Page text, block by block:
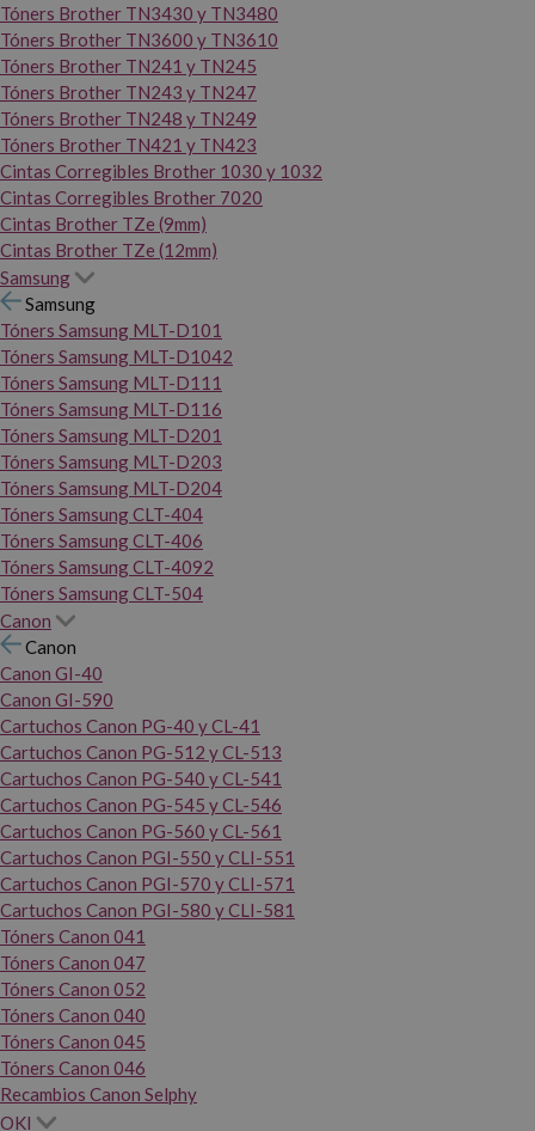
Tóners Brother TN3430 y TN3480
Tóners Brother TN3600 y TN3610
Tóners Brother TN241 y TN245
Tóners Brother TN243 y TN247
Tóners Brother TN248 y TN249
Tóners Brother TN421 y TN423
Cintas Corregibles Brother 1030 y 1032
Cintas Corregibles Brother 7020
Cintas Brother TZe (9mm)
Cintas Brother TZe (12mm)
Samsung
Samsung
Tóners Samsung MLT-D101
Tóners Samsung MLT-D1042
Tóners Samsung MLT-D111
Tóners Samsung MLT-D116
Tóners Samsung MLT-D201
Tóners Samsung MLT-D203
Tóners Samsung MLT-D204
Tóners Samsung CLT-404
Tóners Samsung CLT-406
Tóners Samsung CLT-4092
Tóners Samsung CLT-504
Canon
Canon
Canon GI-40
Canon GI-590
Cartuchos Canon PG-40 y CL-41
Cartuchos Canon PG-512 y CL-513
Cartuchos Canon PG-540 y CL-541
Cartuchos Canon PG-545 y CL-546
Cartuchos Canon PG-560 y CL-561
Cartuchos Canon PGI-550 y CLI-551
Cartuchos Canon PGI-570 y CLI-571
Cartuchos Canon PGI-580 y CLI-581
Tóners Canon 041
Tóners Canon 047
Tóners Canon 052
Tóners Canon 040
Tóners Canon 045
Tóners Canon 046
Recambios Canon Selphy
OKI